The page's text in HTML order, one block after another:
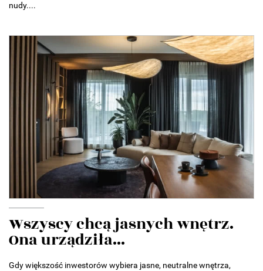
nudy....
Wszyscy chcą jasnych wnętrz.
Ona urządziła...
Gdy większość inwestorów wybiera jasne, neutralne wnętrza,